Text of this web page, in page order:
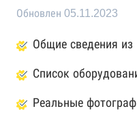
Обновлен 05.11.2023
Общие сведения
Список
Реальные